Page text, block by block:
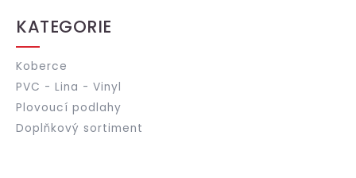
KATEGORIE
Koberce
PVC - Lina - Vinyl
Plovoucí podlahy
Doplňkový sortiment